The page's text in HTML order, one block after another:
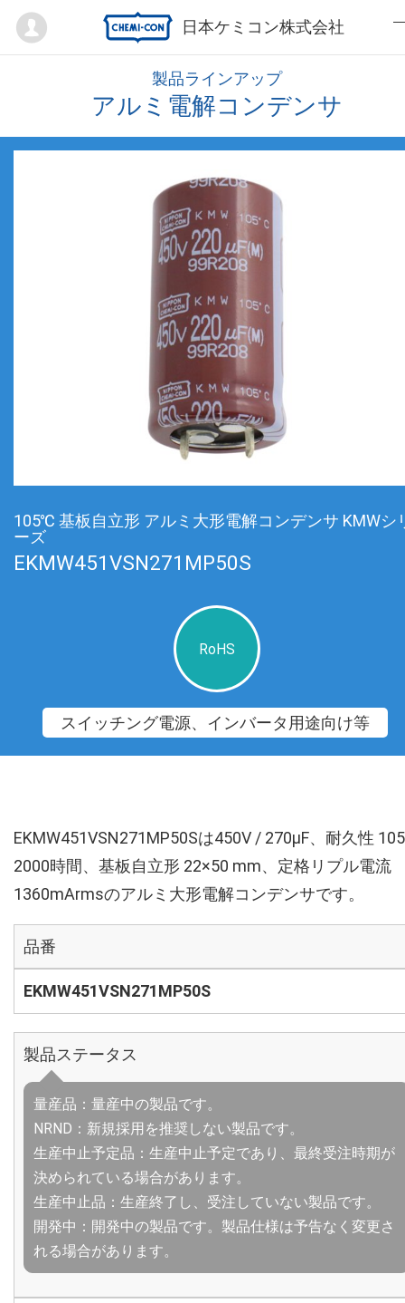
日本ケミコン株式会社
Mypage
製品ラインアップ
アルミ電解コンデンサ
105℃ 基板自立形 アルミ大形電解コンデンサ KMWシ
ーズ
EKMW451VSN271MP50S
RoHS
スイッチング電源、インバータ用途向け等
EKMW451VSN271MP50Sは450V / 270µF、耐久性
2000時間、基板自立形 22×50 mm、定格リプル電流
1360mArmsのアルミ大形電解コンデンサです。
品番
EKMW451VSN271MP50S
製品ステータス
量産品：量産中の製品です。
NRND：新規採用を推奨しない製品です。
生産中止予定品：生産中止予定であり、最終受注時期が
決められている場合があります。
生産中止品：生産終了し、受注していない製品です。
開発中：開発中の製品です。製品仕様は予告なく変更さ
れる場合があります。